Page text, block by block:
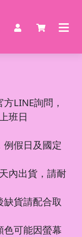
LINE詢問，
班日
例假日及國定
內出貨，請耐
缺貨請配合取
色可能因螢幕